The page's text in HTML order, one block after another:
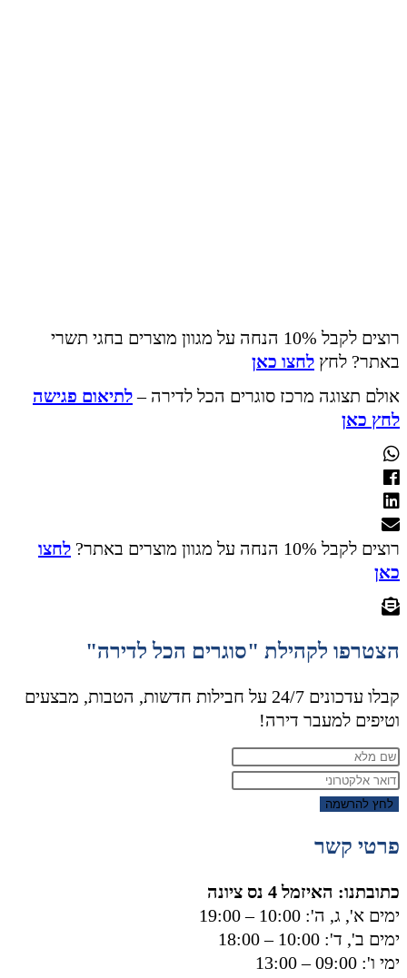
רוצים לקבל 10% הנחה על מגוון מוצרים בחגי תשרי
באתר? לחץ לחצו כאן
אולם תצוגה מרכז סוגרים הכל לדירה –לתיאום פגישה
לחץ כאן
רוצים לקבל 10% הנחה על מגוון מוצרים באתר?
לחצו
כאן
הצטרפו לקהילת "סוגרים הכל לדירה"
קבלו עדכונים 24/7 על חבילות חדשות, הטבות, מבצעים
וטיפים למעבר דירה!
לחץ להרשמה
פרטי קשר
כתובתנו: האיזמל 4 נס ציונה
ימים א', ג, ה': 10:00 – 19:00
ימים ב', ד': 10:00 – 18:00
ימי ו': 09:00 – 13:00